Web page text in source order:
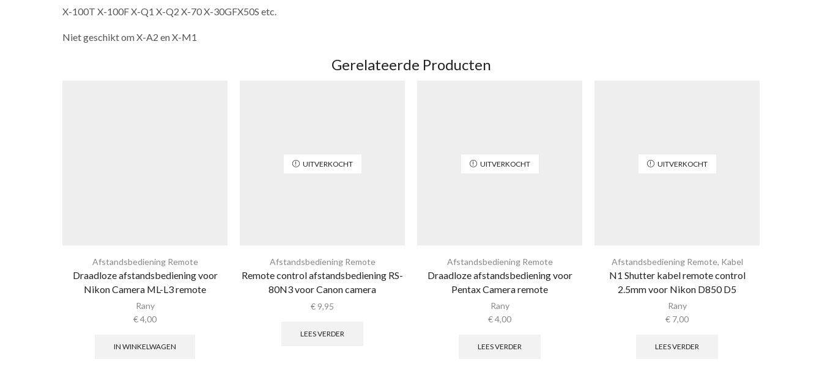
X-100T X-100F X-Q1 X-Q2 X-70 X-30GFX50S etc.
Niet geschikt om X-A2 en X-M1
Gerelateerde Producten
Afstandsbediening Remote
Draadloze afstandsbediening voor
Nikon Camera ML-L3 remote
Rany
€4,00
IN WINKELWAGEN
UITVERKOCHT
Afstandsbediening Remote
Remote control afstandsbediening RS-
80N3 voor Canon camera
€ 9,95
LEES VERDER
UITVERKOCHT
Afstandsbediening Remote
Draadloze afstandsbediening voor
Pentax Camera remote
Rany
€4,00
LEES VERDER
UITVERKOCHT
Afstandsbediening Remote, Kabel
N1 Shutter kabel remote control
2.5mm voor Nikon D850 D5
Rany
€ 7,00
LEES VERDER